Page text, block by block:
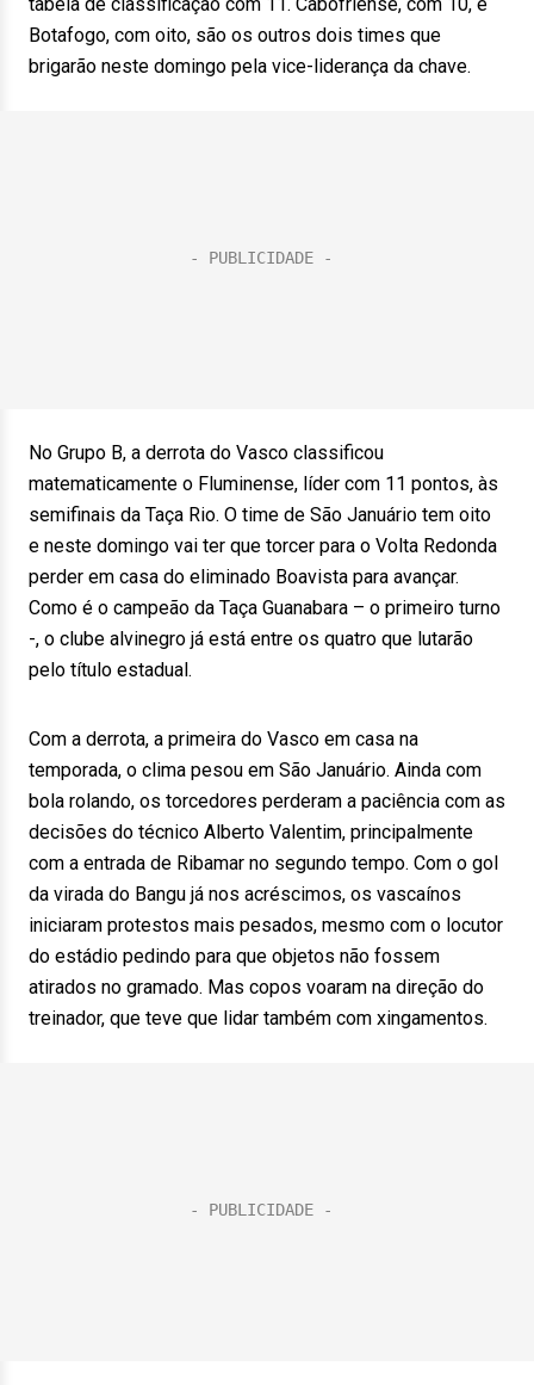
Botafogo, com oito, são os outros dois times que
brigarão neste domingo pela vice-liderança da chave.
No Grupo B, a derrota do Vasco classificou
matematicamente o Fluminense, líder com 11 pontos, às
semifinais da Taça Rio. O time de São Januário tem oito
e neste domingo vai ter que torcer para o Volta Redonda
perder em casa do eliminado Boavista para avançar.
Como é o campeão da Taça Guanabara – o primeiro turno
-, o clube alvinegro já está entre os quatro que lutarão
pelo título estadual.
Com a derrota, a primeira do Vasco em casa na
temporada, o clima pesou em São Januário. Ainda com
bola rolando, os torcedores perderam a paciência com as
decisões do técnico Alberto Valentim, principalmente
com a entrada de Ribamar no segundo tempo. Com o gol
da virada do Bangu já nos acréscimos, os vascaínos
iniciaram protestos mais pesados, mesmo com o locutor
do estádio pedindo para que objetos não fossem
atirados no gramado. Mas copos voaram na direção do
treinador, que teve que lidar também com xingamentos.